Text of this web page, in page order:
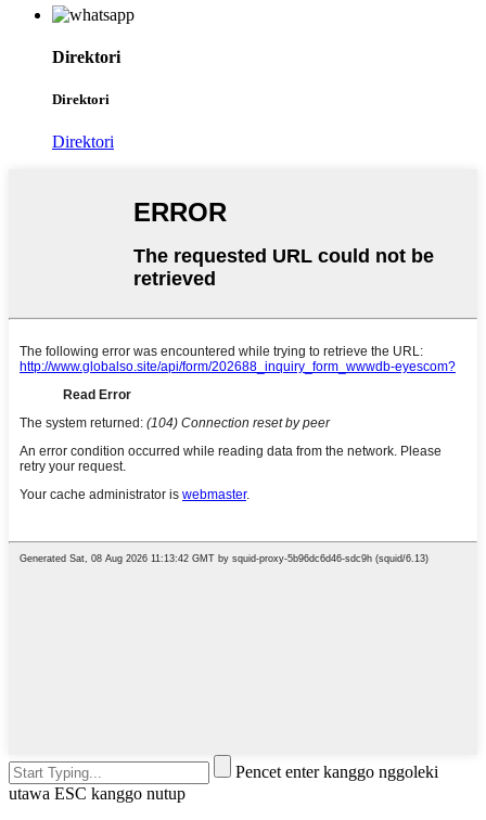
Direktori
Direktori
Direktori
Pencet enter kanggo nggoleki
utawa ESC kanggo nutup